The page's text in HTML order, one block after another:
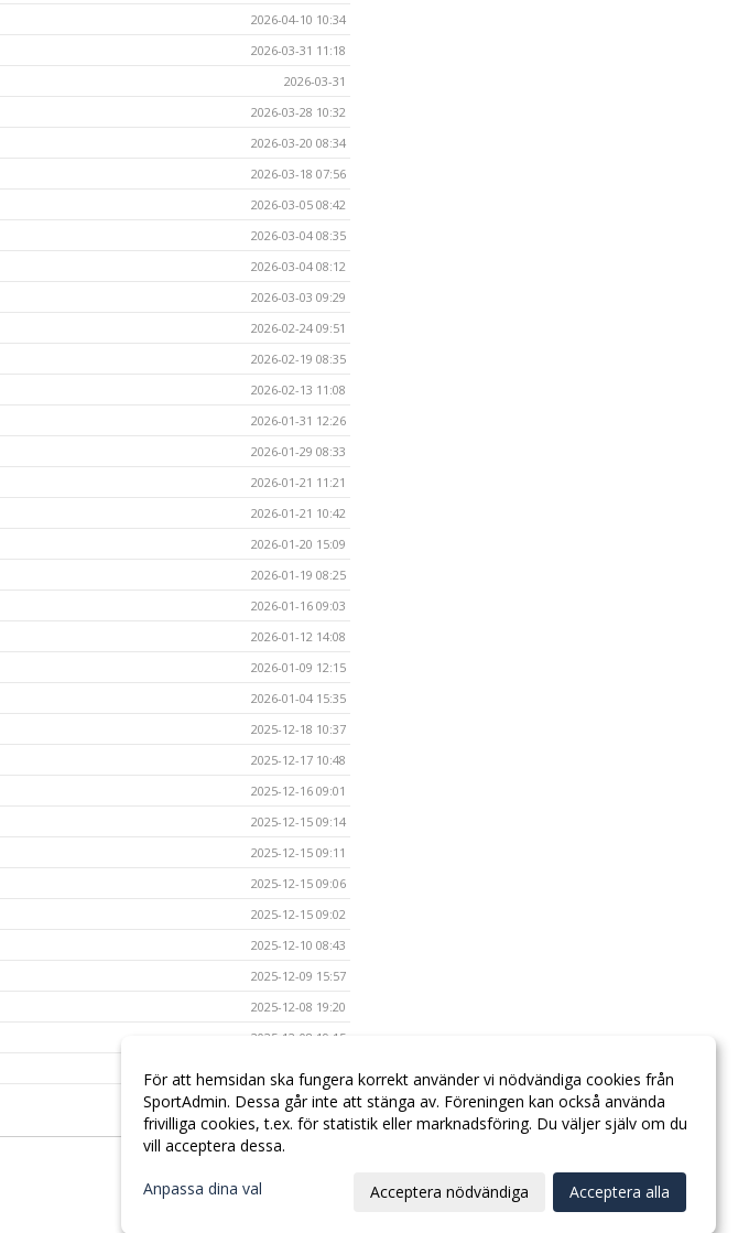
2026-04-10 10:34
2026-03-31 11:18
2026-03-31
2026-03-28 10:32
2026-03-20 08:34
2026-03-18 07:56
2026-03-05 08:42
2026-03-04 08:35
2026-03-04 08:12
2026-03-03 09:29
2026-02-24 09:51
2026-02-19 08:35
2026-02-13 11:08
2026-01-31 12:26
2026-01-29 08:33
2026-01-21 11:21
2026-01-21 10:42
2026-01-20 15:09
2026-01-19 08:25
2026-01-16 09:03
2026-01-12 14:08
2026-01-09 12:15
2026-01-04 15:35
2025-12-18 10:37
2025-12-17 10:48
2025-12-16 09:01
2025-12-15 09:14
2025-12-15 09:11
2025-12-15 09:06
2025-12-15 09:02
2025-12-10 08:43
2025-12-09 15:57
2025-12-08 19:20
2025-12-08 19:15
2025-12-08 19:04
För att hemsidan ska fungera korrekt använder vi nödvändiga cookies från
SportAdmin. Dessa går inte att stänga av. Föreningen kan också använda
frivilliga cookies, t.ex. för statistik eller marknadsföring. Du väljer själv om du
vill acceptera dessa.
Anpassa dina val Acceptera nödvändiga Acceptera alla